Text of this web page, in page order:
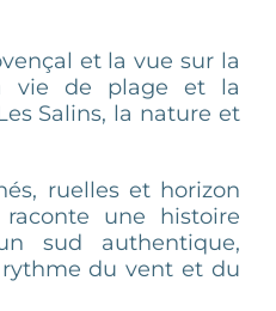
et la vue sur la
vie de plage et la
Salins, la nature et
ruelles et horizon
raconte une histoire
sud authentique,
du vent et du